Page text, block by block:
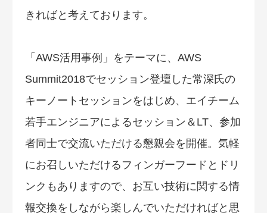
きればと考えております。
「AWS活用事例」をテーマに、AWS
Summit2018でセッション登壇した常深氏の
キーノートセッションをはじめ、エイチーム
若手エンジニアによるセッション＆LT、参加
者同士で交流いただける懇親会を開催。気軽
にお召しいただけるフィンガーフードとドリ
ンクもありますので、お互い技術に関する情
報交換をしながら楽しんでいただければと思